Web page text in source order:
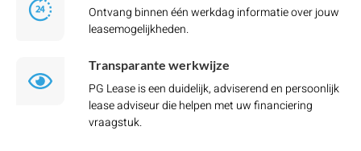
Ontvang binnen één werkdag informatie over jouw
leasemogelijkheden.
Transparante werkwijze
PG Lease is een duidelijk, adviserend en persoonlijk
lease adviseur die helpen met uw financiering
vraagstuk.